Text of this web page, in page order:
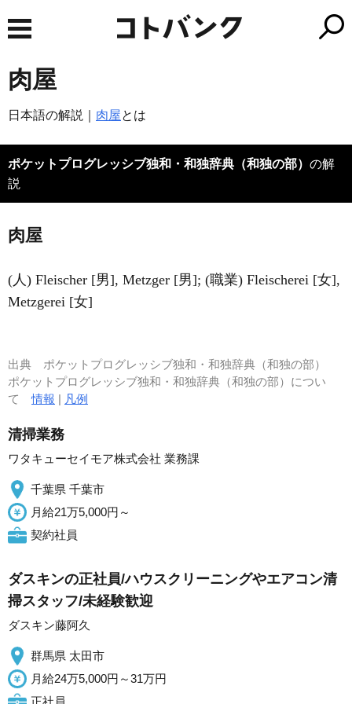
肉屋
日本語の解説｜ 肉屋とは
ポケットプログレッシブ独和・和独辞典（和独の部） の解
説
肉屋
(人) Fleischer [男], Metzger [男]; (職業) Fleischerei [女],
Metzgerei [女]
出典 ポケットプログレッシブ独和・和独辞典（和独の部）
ポケットプログレッシブ独和・和独辞典（和独の部）につい
て情報 | 凡例
清掃業務
ワタキューセイモア株式会社 業務課
千葉県 千葉市
月給21万5,000円～
契約社員
ダスキンの正社員/ハウスクリーニングやエアコン清
掃スタッフ/未経験歓迎
ダスキン藤阿久
群馬県 太田市
月給24万5,000円～31万円
正社員